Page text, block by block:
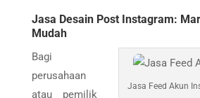
Jasa Desain Post Instagram:
Mudah
Jasa Feed Akun
Bagi
perusahaan
atau pemilik